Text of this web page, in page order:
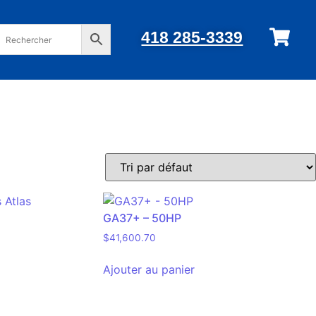
418 285-3339
GA37+ – 50HP
$41,600.70
Ajouter au panier